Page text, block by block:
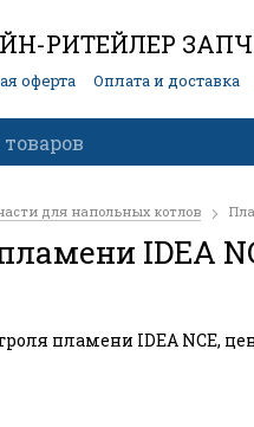
РИТЕЙЛЕР
оферта Оплата и доставка
для напольных котлов
IDEA